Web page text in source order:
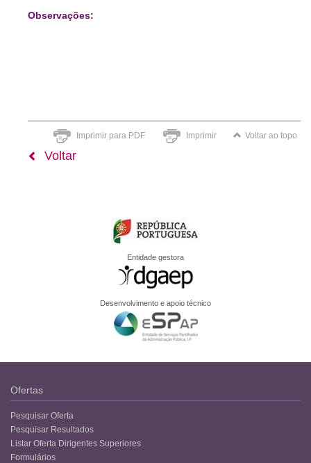
Observações:
Imprimir para PDF Imprimir Voltar ao topo
Voltar
Entidade gestora
Desenvolvimento e apoio técnico
Ofertas
Pesquisar Oferta
Pesquisar Resultados
Listar Oferta Dirigentes Superiores
Formulários